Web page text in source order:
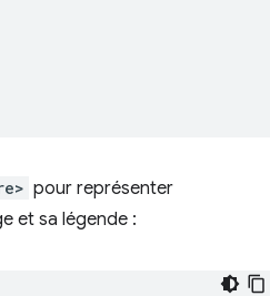
pour représenter
et sa légende :